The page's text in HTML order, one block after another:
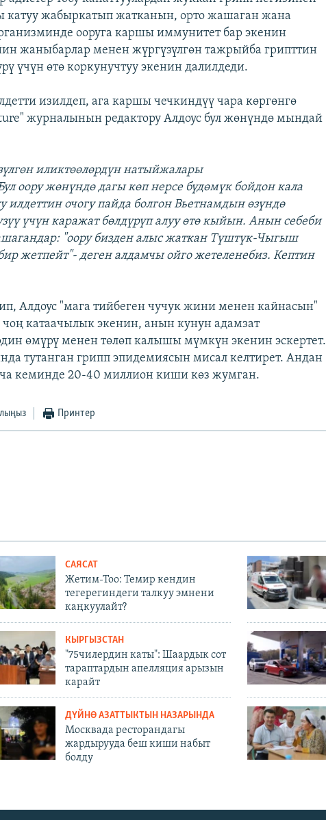
катуу жабыркатып жатканын, орто жашаган жана
ооруга каршы иммунитет бар экенин
жаныбарлар менен жүргүзүлгөн тажрыйба грипттин
үчүн өтө коркунучтуу экенин далилдеди.
изилдеп, ага каршы чечкиндүү чара көргөнгө
журналынын редактору Алдоус бул жөнүндө мындай
иликтөөлөрдүн натыйжалары
оору жөнүндө дагы көп нерсе бүдөмүк бойдон кала
илдеттин очогу пайда болгон Вьетнамдын өзүндө
үчүн каражат бөлдүрүп алуу өтө кыйын. Анын себеби
"оору бизден алыс жаткан Түштүк-Чыгыш
жетпейт"- деген алдамчы ойго жетеленебиз. Кептин
Алдоус "мага тийбеген чучук жини менен кайнасын"
катаачылык экенин, анын кунун адамзат
өмүрү менен төлөп калышы мүмкүн экенин эскертет.
тутанган грипп эпидемиясын мисал келтирет. Андан
кеминде 20-40 миллион киши көз жумган.
Принтер
САЯСАТ
Жетим-Тоо: Темир кендин
тегерегиндеги талкуу эмнени
каңкуулайт?
КЫРГЫЗСТАН
"75чилердин каты": Шаардык сот
тараптардын апелляция арызын
карайт
ДҮЙНӨ АЗАТТЫКТЫН НАЗАРЫНДА
Москвада ресторандагы
жардырууда беш киши набыт
болду